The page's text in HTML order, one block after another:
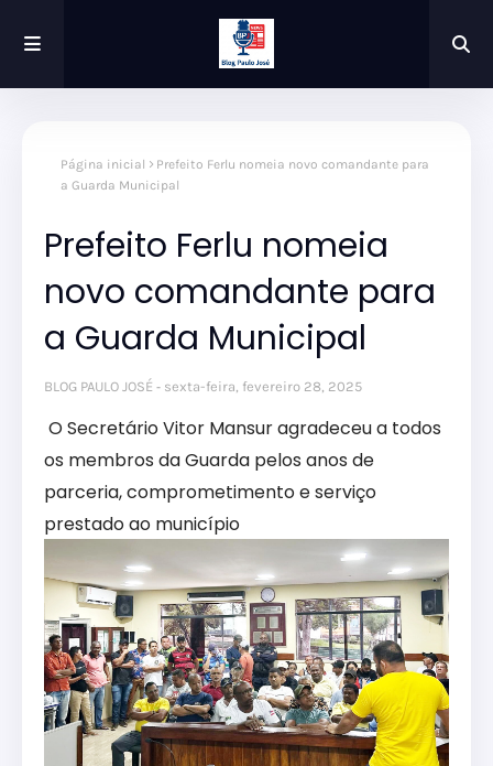
Página inicial
Prefeito Ferlu nomeia novo comandante para
a Guarda Municipal
Prefeito Ferlu nomeia
novo comandante para
a Guarda Municipal
BLOG PAULO JOSÉ sexta-feira, fevereiro 28, 2025
O Secretário Vitor Mansur agradeceu a todos
os membros da Guarda pelos anos de
parceria, comprometimento e serviço
prestado ao município